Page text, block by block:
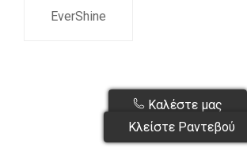
EverShine
Καλέστε μας
Κλείστε Ραντεβού